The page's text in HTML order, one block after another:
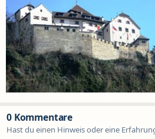
0 Kommentare
Hast du einen Hinweis oder eine